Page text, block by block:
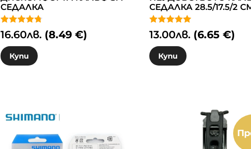
СЕДАЛКА
Оценено с
4.76
от 5
16.60лв. (8.49 €)
Купи
СЕДАЛКА 28.5/17.5/2
Оценено с
5.00
от 5
13.00лв. (6.65 €)
Купи